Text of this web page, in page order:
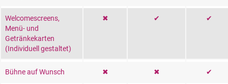
Welcomescreens,
Menü- und
Getränkekarten
(Individuell gestaltet)
✖ ✔ ✔
Bühne auf Wunsch ✖ ✖ ✔